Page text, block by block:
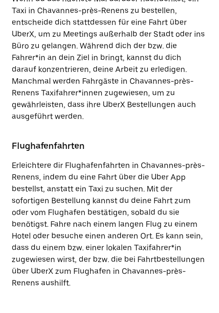
Taxi in Chavannes-près-Renens zu bestellen,
entscheide dich stattdessen für eine Fahrt über
UberX, um zu Meetings außerhalb der Stadt oder ins
Büro zu gelangen. Während dich der bzw. die
Fahrer*in an dein Ziel in bringt, kannst du dich
darauf konzentrieren, deine Arbeit zu erledigen.
Manchmal werden Fahrgäste in Chavannes-près-
Renens Taxifahrer*innen zugewiesen, um zu
gewährleisten, dass ihre UberX Bestellungen auch
ausgeführt werden.
Flughafenfahrten
Erleichtere dir Flughafenfahrten in Chavannes-près-
Renens, indem du eine Fahrt über die Uber App
bestellst, anstatt ein Taxi zu suchen. Mit der
sofortigen Bestellung kannst du deine Fahrt zum
oder vom Flughafen bestätigen, sobald du sie
benötigst. Fahre nach einem langen Flug zu einem
Hotel oder besuche einen anderen Ort. Es kann sein,
dass du einem bzw. einer lokalen Taxifahrer*in
zugewiesen wirst, der bzw. die bei Fahrtbestellungen
über UberX zum Flughafen in Chavannes-près-
Renens aushilft.